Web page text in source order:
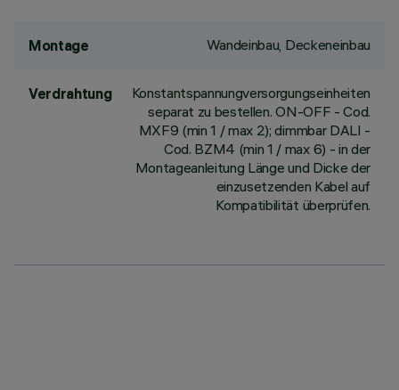
Montage Wandeinbau, Deckeneinbau
Verdrahtung
Konstantspannungversorgungseinheiten
separat zu bestellen. ON-OFF - Cod.
MXF9 (min 1 / max 2); dimmbar DALI -
Cod. BZM4 (min 1 / max 6) - in der
Montageanleitung Länge und Dicke der
einzusetzenden Kabel auf
Kompatibilität überprüfen.